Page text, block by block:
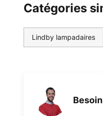
Catégories
Lindby lampadaires